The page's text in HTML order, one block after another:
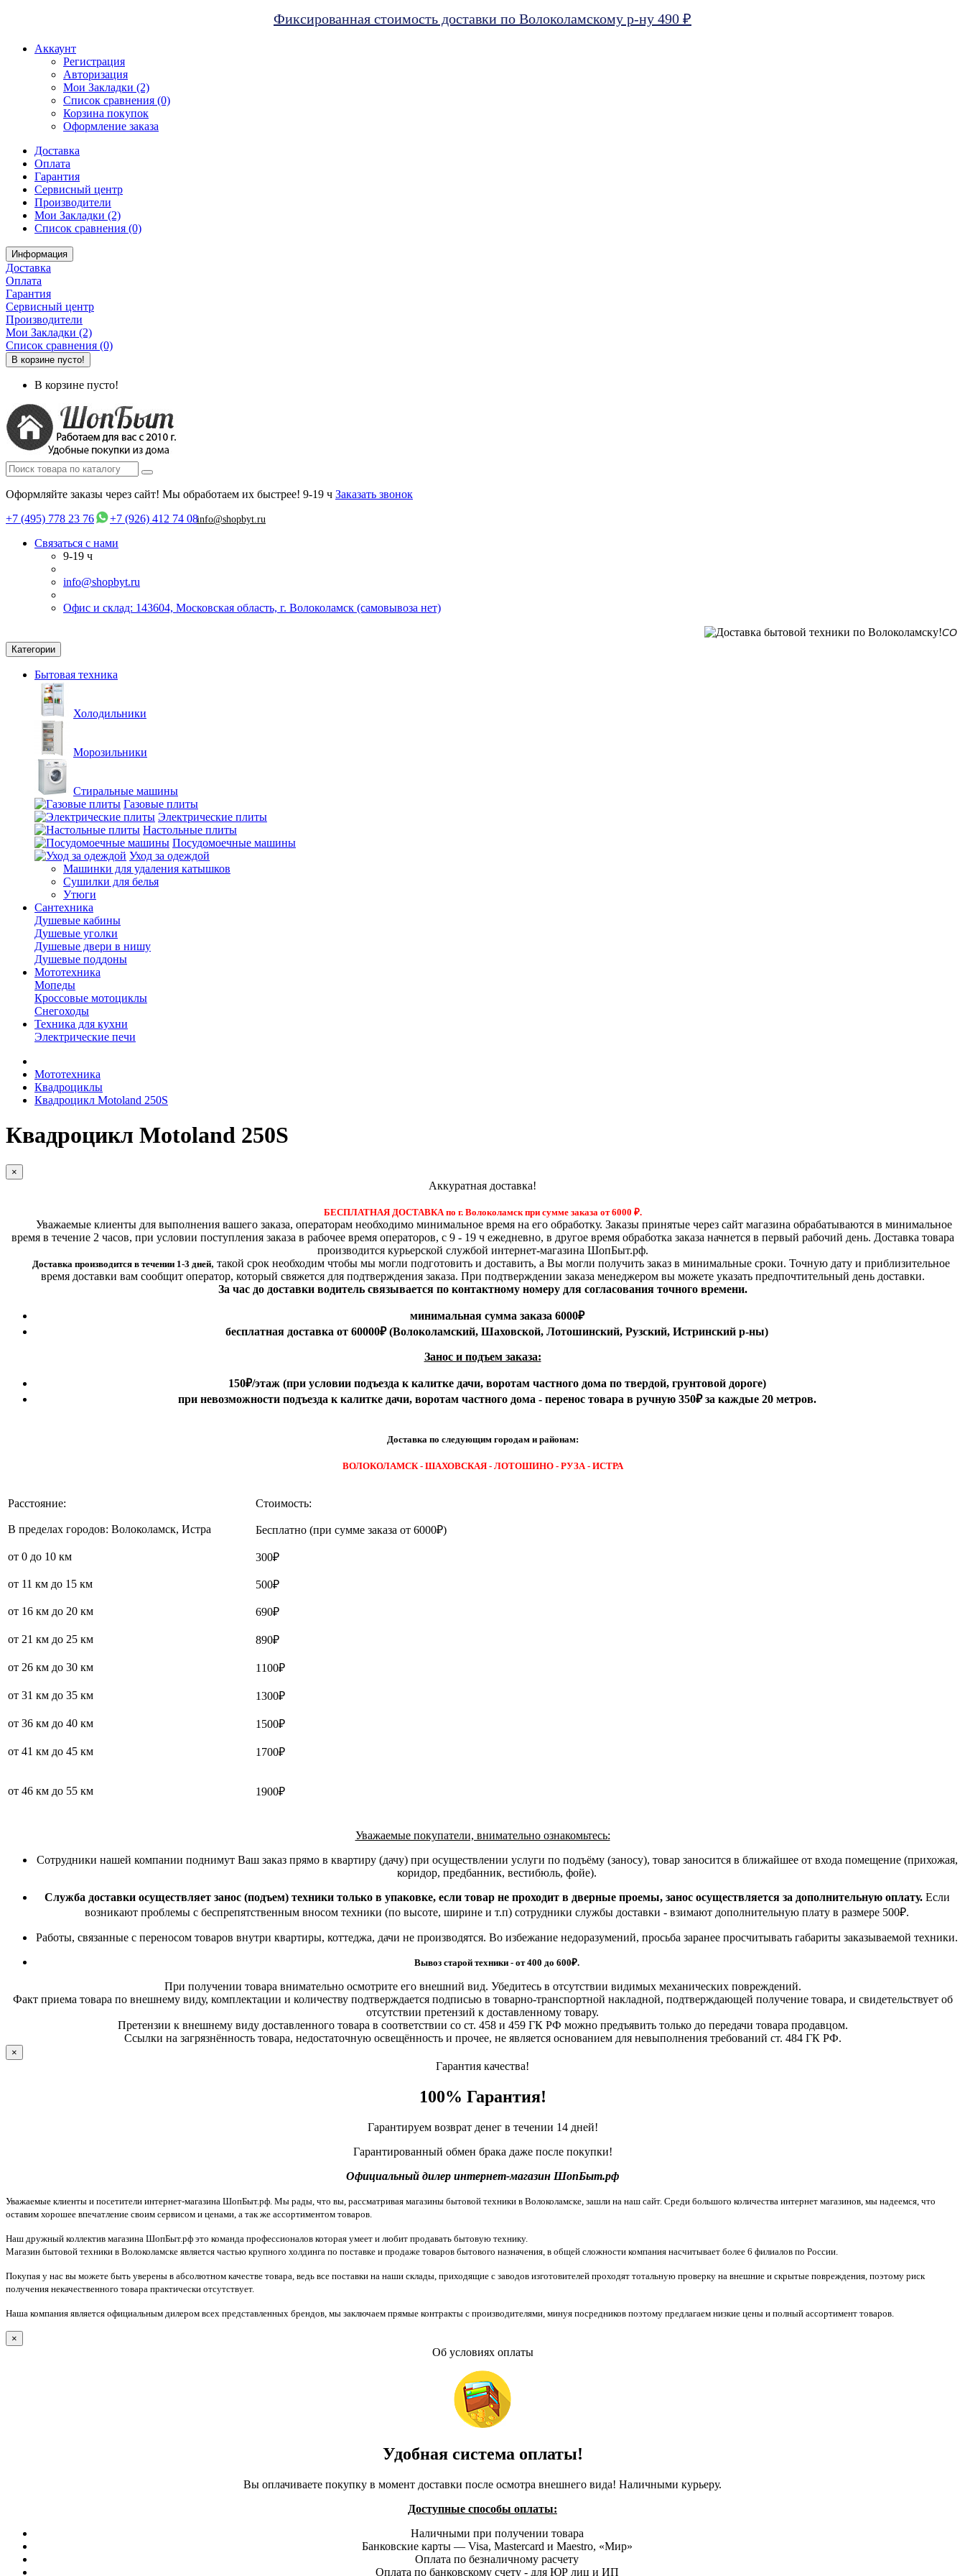
Фиксированная стоимость доставки по Волоколамскому р-ну 490 ₽
Аккаунт
Регистрация
Авторизация
Мои Закладки (2)
Список сравнения (0)
Корзина покупок
Оформление заказа
Доставка
Оплата
Гарантия
Сервисный центр
Производители
Мои Закладки (2)
Список сравнения (0)
Информация
Доставка
Оплата
Гарантия
Сервисный центр
Производители
Мои Закладки (2)
Список сравнения (0)
В корзине пусто!
В корзине пусто!
Оформляйте заказы через сайт! Мы обработаем их быстрее! 9-19 ч Заказать звонок
+7 (495) 778 23 76
+7 (926) 412 74 08info@shopbyt.ru
Связаться с нами
9-19 ч
info@shopbyt.ru
Офис и склад: 143604, Московская область, г. Волоколамск (самовывоза нет)
СО
Категории
Бытовая техника
Холодильники
Морозильники
Стиральные машины
Газовые плиты
Электрические плиты
Настольные плиты
Посудомоечные машины
Уход за одеждой
Машинки для удаления катышков
Сушилки для белья
Утюги
Сантехника
Душевые кабины
Душевые уголки
Душевые двери в нишу
Душевые поддоны
Мототехника
Мопеды
Кроссовые мотоциклы
Снегоходы
Техника для кухни
Электрические печи
Мототехника
Квадроциклы
Квадроцикл Motoland 250S
Квадроцикл Motoland 250S
×
Аккуратная доставка!
БЕСПЛАТНАЯ ДОСТАВКА по г. Волоколамск при сумме заказа от 6000 ₽.
Уважаемые клиенты для выполнения вашего заказа, операторам необходимо минимальное время на его обработку. Заказы принятые через сайт магазина обрабатываются в минимальное
время в течение 2 часов, при условии поступления заказа в рабочее время операторов, с 9 - 19 ч ежедневно, в другое время обработка заказа начнется в первый рабочий день. Доставка товара
производится курьерской службой интернет-магазина ШопБыт.рф.
Доставка производится в течении 1-3 дней, такой срок необходим чтобы мы могли подготовить и доставить, а Вы могли получить заказ в минимальные сроки. Точную дату и приблизительное
время доставки вам сообщит оператор, который свяжется для подтверждения заказа. При подтверждении заказа менеджером вы можете указать предпочтительный день доставки.
За час до доставки водитель связывается по контактному номеру для согласования точного времени.
минимальная сумма заказа 6000₽
бесплатная доставка от 60000₽ (Волоколамский, Шаховской, Лотошинский, Рузский, Истринский р-ны)
Занос и подъем заказа:
150₽/этаж(при условии подъезда к калитке дачи, воротам частного дома по твердой, грунтовой дороге)
при невозможности подъезда к калитке дачи, воротам частного дома - перенос товара в ручную 350₽ за каждые 20 метров.
Доставка по следующим городам и районам:
ВОЛОКОЛАМСК - ШАХОВСКАЯ - ЛОТОШИНО - РУЗА - ИСТРА
Расстояние: Стоимость:
В пределах городов: Волоколамск, Истра Бесплатно (при сумме заказа от 6000₽)
от 0 до 10 км 300₽
от 11 км до 15 км 500₽
от 16 км до 20 км 690₽
от 21 км до 25 км 890₽
от 26 км до 30 км 1100₽
от 31 км до 35 км 1300₽
от 36 км до 40 км 1500₽
от 41 км до 45 км 1700₽
от 46 км до 55 км 1900₽
Уважаемые покупатели, внимательно ознакомьтесь:
Сотрудники нашей компании поднимут Ваш заказ прямо в квартиру (дачу) при осуществлении услуги по подъёму (заносу), товар заносится в ближайшее от входа помещение (прихожая,
коридор, предбанник, вестибюль, фойе).
Служба доставки осуществляет занос (подъем) техники только в упаковке, если товар не проходит в дверные проемы, занос осуществляется за дополнительную оплату. Если
возникают проблемы с беспрепятственным вносом техники (по высоте, ширине и т.п) сотрудники службы доставки - взимают дополнительную плату в размере 500₽.
Работы, связанные с переносом товаров внутри квартиры, коттеджа, дачи не производятся. Во избежание недоразумений, просьба заранее просчитывать габариты заказываемой техники.
Вывоз старой техники - от 400 до 600₽.
При получении товара внимательно осмотрите его внешний вид. Убедитесь в отсутствии видимых механических повреждений.
Факт приема товара по внешнему виду, комплектации и количеству подтверждается подписью в товарно-транспортной накладной, подтверждающей получение товара, и свидетельствует об
отсутствии претензий к доставленному товару.
Претензии к внешнему виду доставленного товара в соответствии со ст. 458 и 459 ГК РФ можно предъявить только до передачи товара продавцом.
Ссылки на загрязнённость товара, недостаточную освещённость и прочее, не является основанием для невыполнения требований ст. 484 ГК РФ.
×
Гарантия качества!
100% Гарантия!
Гарантируем возврат денег в течении 14 дней!
Гарантированный обмен брака даже после покупки!
Официальный дилер интернет-магазин ШопБыт.рф
Уважаемые клиенты и посетители интернет-магазина ШопБыт.рф. Мы рады, что вы, рассматривая магазины бытовой техники в Волоколамске, зашли на наш сайт. Среди большого количества интернет магазинов, мы надеемся, что
оставим хорошее впечатление своим сервисом и ценами, а так же ассортиментом товаров.
Наш дружный коллектив магазина ШопБыт.рф это команда профессионалов которая умеет и любит продавать бытовую технику.
Магазин бытовой техники в Волоколамске является частью крупного холдинга по поставке и продаже товаров бытового назначения, в общей сложности компания насчитывает более 6 филиалов по России.
Покупая у нас вы можете быть уверены в абсолютном качестве товара, ведь все поставки на наши склады, приходящие с заводов изготовителей проходят тотальную проверку на внешние и скрытые повреждения, поэтому риск
получения некачественного товара практически отсутствует.
Наша компания является официальным дилером всех представленных брендов, мы заключаем прямые контракты с производителями, минуя посредников поэтому предлагаем низкие цены и полный ассортимент товаров.
×
Об условиях оплаты
Удобная система оплаты!
Вы оплачиваете покупку в момент доставки после осмотра внешнего вида! Наличными курьеру.
Доступные способы оплаты:
Наличными при получении товара
Банковские карты — Visa, Mastercard и Maestro, «Мир»
Оплата по безналичному расчету
Оплата по банковскому счету - для ЮР лиц и ИП